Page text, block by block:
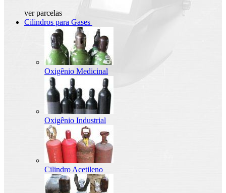
ver parcelas
Cilindros para Gases
Oxigênio Medicinal
Oxigênio Industrial
Cilindro Acetileno